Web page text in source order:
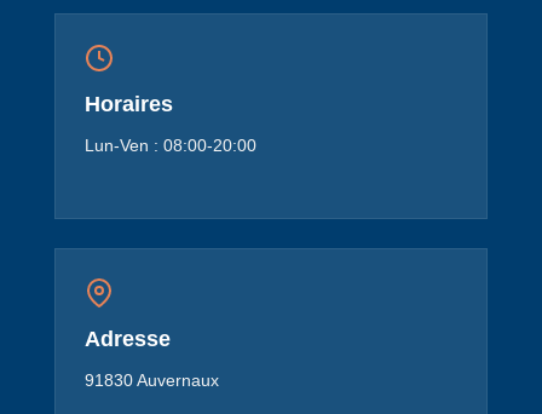
Horaires
Lun-Ven : 08:00-20:00
Adresse
91830 Auvernaux